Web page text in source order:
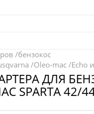
молотков
другие
/бензокос
/Oleo-mac /Echo
ДЛЯ
SPARTA 42/